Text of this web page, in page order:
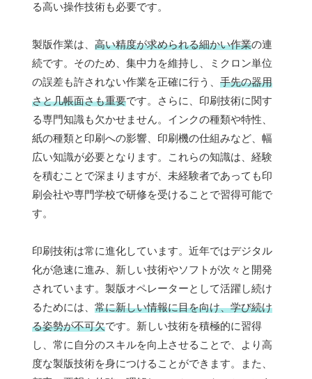
る高い操作技術も必要です。
製版作業は、 高い精度が求められる細かい作業の連
続です。そのため、集中力を維持し、ミクロン単位
の誤差も許されない作業を正確に行う、 手先の器用
さと几帳面さも重要です。さらに、印刷技術に関す
る専門知識も欠かせません。インクの種類や特性、
紙の種類と印刷への影響、印刷機の仕組みなど、幅
広い知識が必要となります。これらの知識は、経験
を積むことで深まりますが、未経験者であっても印
刷会社や専門学校で研修を受けることで習得可能で
す。
印刷技術は常に進化しています。近年ではデジタル
化が急速に進み、新しい技術やソフトが次々と開発
されています。製版オペレーターとして活躍し続け
るためには、 常に新しい情報に目を向け、学び続け
る姿勢が不可欠です。新しい技術を積極的に習得
し、常に自分のスキルを向上させることで、より高
度な製版技術を身につけることができます。また、